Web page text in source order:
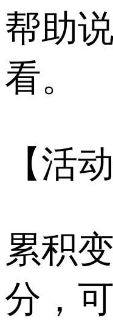
帮助
看。
【活
累积
分，